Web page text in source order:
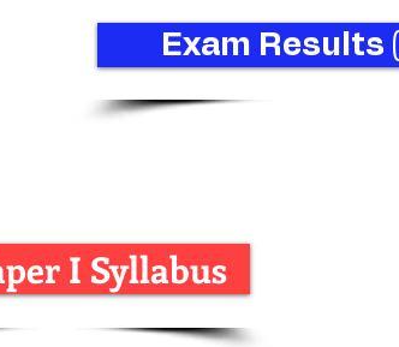
Exam Results
I Syllabus